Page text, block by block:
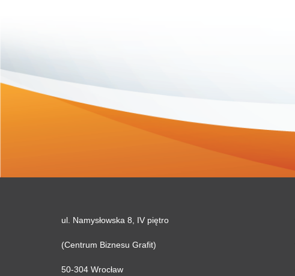
ul. Namysłowska 8, IV piętro
(Centrum Biznesu Grafit)
50-304 Wrocław